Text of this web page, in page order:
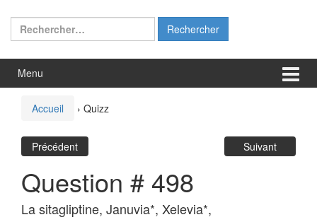
Rechercher :
Menu
Accueil › Quizz
Précédent Suivant
Question # 498
La sitagliptine, Januvia*, Xelevia*,